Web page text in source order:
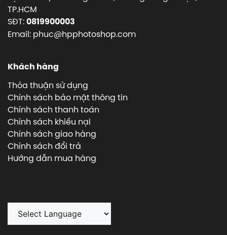
TP.HCM
SĐT:0819900003
Email: phuc@hpphotoshop.com
Khách hàng
Thỏa thuận sử dụng
Chính sách bảo mật thông tin
Chính sách thanh toán
Chính sách khiếu nại
Chính sách giao hàng
Chính sách đổi trả
Hướng dẫn mua hàng